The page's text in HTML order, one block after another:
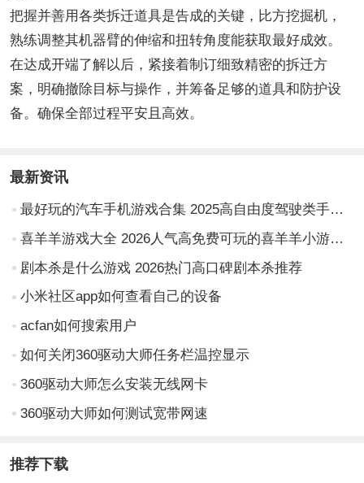
把握并善用各类拆迁道具是告成的关键，比方挖掘机，
熟练调整其机器臂的伸缩和扭转角度能获取最好成效。
在达成开端了解以后，紧接着制订细致精密的拆迁方
案，明确撤除目标与操作，并筹备足够的道具和防护设
备。确保全部过程平安且高效。
最新资讯
最好玩的汽车手机游戏合集 2025高自由度驾驶类手游推荐
喜羊羊游戏大全 2026人气高免费可玩的喜羊羊小游戏推荐
剧本杀是什么游戏 2026热门高口碑剧本杀推荐
小米社区app如何查看自己的设备
acfan如何搜索用户
如何关闭360驱动大师任务栏温控显示
360驱动大师怎么安装无线网卡
360驱动大师如何测试宽带网速
推荐下载